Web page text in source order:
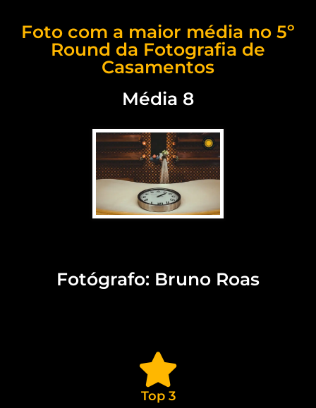
Foto com a maior média no 5º
Round da Fotografia de
Casamentos
Média 8
Fotógrafo: Bruno Roas
Top 3